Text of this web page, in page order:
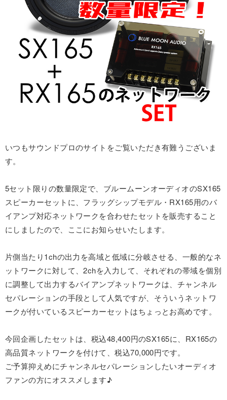
いつもサウンドプロのサイトをご覧いただき有難うございま
す。
5セット限りの数量限定で、ブルームーンオーディオのSX165
スピーカーセットに、フラッグシップモデル・RX165用のバ
イアンプ対応ネットワークを合わせたセットを販売すること
にしましたので、ここにお知らせいたします。
片側当たり1chの出力を高域と低域に分岐させる、一般的なネ
ットワークに対して、2chを入力して、それぞれの帯域を個別
に調整して出力するバイアンプネットワークは、チャンネル
セパレーションの手段として人気ですが、そういうネットワ
ークが付いているスピーカーセットはちょっとお高めです。
今回企画したセットは、税込48,400円のSX165に、RX165の
高品質ネットワークを付けて、税込70,000円です。
ご予算抑えめにチャンネルセパレーションしたいオーディオ
ファンの方にオススメします♪